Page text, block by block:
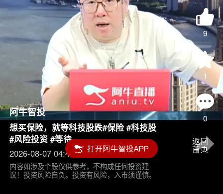
9
1
0
阿牛智投
想买保险，就等科技股跌#保险 #科技股
#风险投资 #等待
2026-08-07 04:45
内容如涉及个股仅供参考，不构成任何投资建
议！投资风险自负。投资有风险，入市须谨慎。